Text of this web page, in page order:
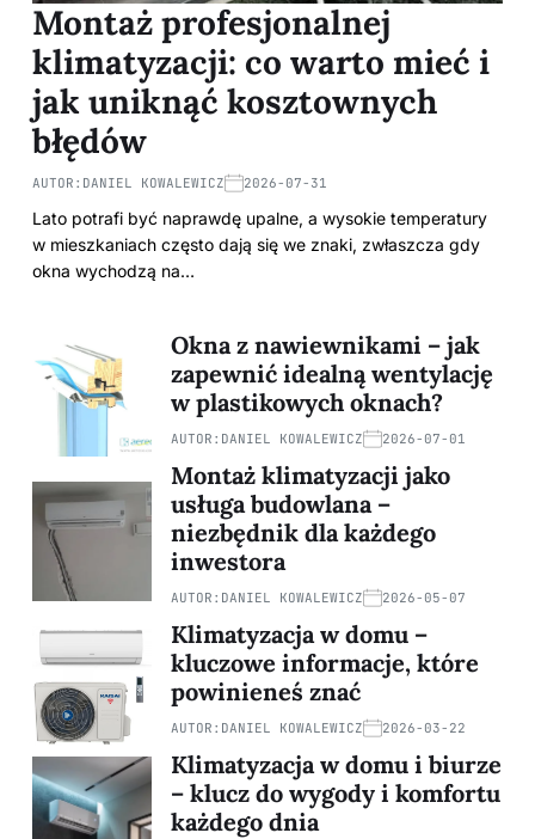
Montaż profesjonalnej
klimatyzacji: co warto mieć i
jak uniknąć kosztownych
błędów
AUTOR: DANIEL KOWALEWICZ 2026-07-31
Lato potrafi być naprawdę upalne, a wysokie temperatury
w mieszkaniach często dają się we znaki, zwłaszcza gdy
okna wychodzą na…
Okna z nawiewnikami – jak
zapewnić idealną wentylację
w plastikowych oknach?
AUTOR: DANIEL KOWALEWICZ 2026-07-01
Montaż klimatyzacji jako
usługa budowlana –
niezbędnik dla każdego
inwestora
AUTOR: DANIEL KOWALEWICZ 2026-05-07
Klimatyzacja w domu –
kluczowe informacje, które
powinieneś znać
AUTOR: DANIEL KOWALEWICZ 2026-03-22
Klimatyzacja w domu i biurze
– klucz do wygody i komfortu
każdego dnia